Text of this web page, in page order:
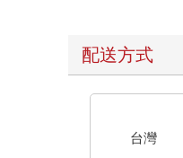
美星咖啡師說
她現在正試著
下午兩點。
配送方式
台灣